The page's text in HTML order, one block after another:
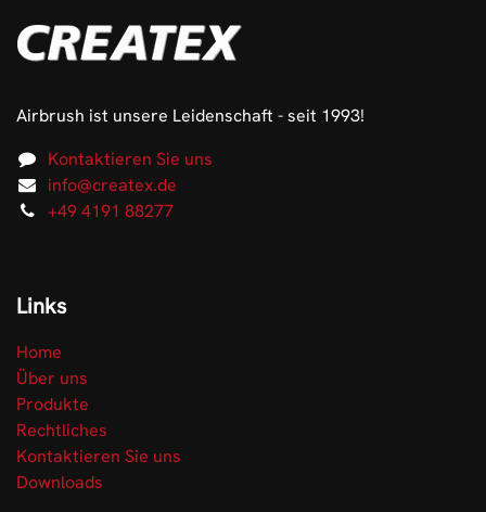
Airbrush ist unsere Leidenschaft - seit 1993!
Kontaktieren Sie uns
info@createx.de
+49 4191 88277
Links
Home
Über uns
Produkte
Rechtliches
Kontaktieren Sie uns
Downloads